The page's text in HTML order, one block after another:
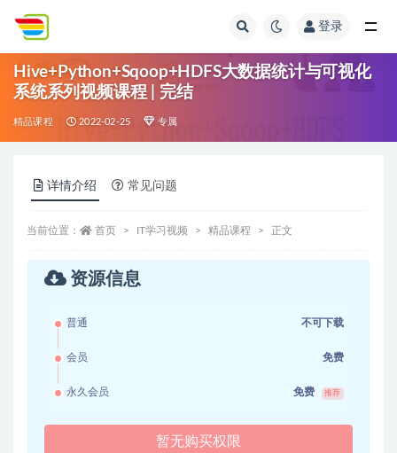
登录
Hive+Python+Sqoop+HDFS大数据统计与可视化
系统系列视频课程 | 完结
精品课程 2022-02-25 专属
详情介绍 常见问题
当前位置： 首页 IT学习视频 精品课程 正文
资源信息
普通 不可下载
会员 免费
永久会员 免费 推荐
暂无购买权限